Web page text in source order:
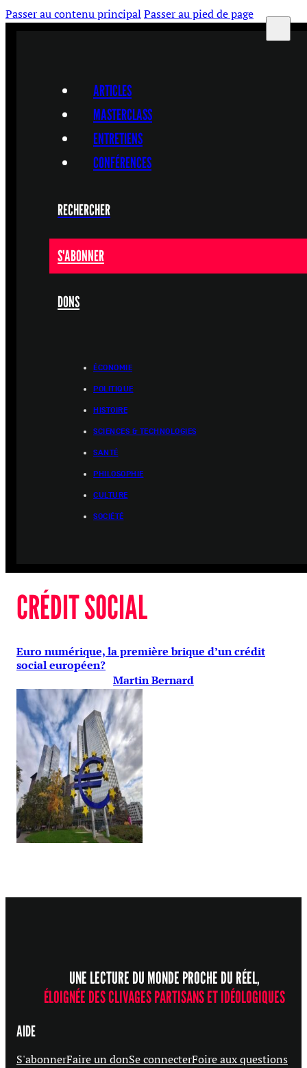
Passer au contenu principal Passer au pied de page
ARTICLES
MASTERCLASS
ENTRETIENS
CONFÉRENCES
RECHERCHER
S'ABONNER
DONS
ÉCONOMIE
POLITIQUE
HISTOIRE
SCIENCES & TECHNOLOGIES
SANTÉ
PHILOSOPHIE
CULTURE
SOCIÉTÉ
CRÉDIT SOCIAL
Euro numérique, la première brique d’un crédit
social européen?
Martin Bernard
UNE LECTURE DU MONDE PROCHE DU RÉEL,
ÉLOIGNÉE DES CLIVAGES PARTISANS ET IDÉOLOGIQUES
AIDE
S'abonnerFaire un donSe connecterFoire aux questions